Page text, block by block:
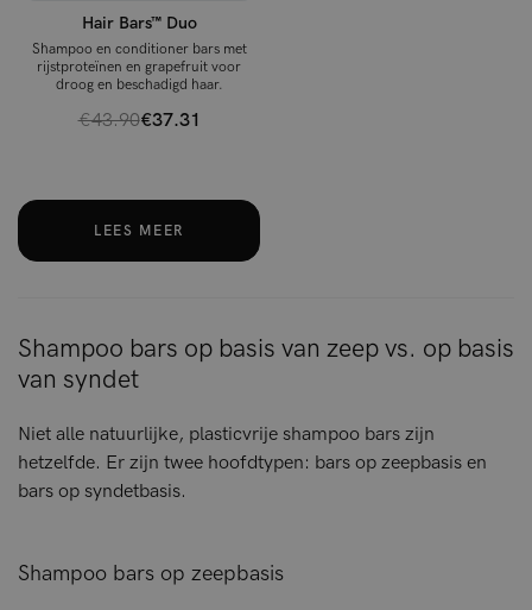
Hair Bars™ Duo
Shampoo en conditioner bars met
rijstproteïnen en grapefruit voor
droog en beschadigd haar.
€43.90€37.31
LEES MEER
Shampoo bars op basis van zeep vs. op basis
van syndet
Niet alle natuurlijke, plasticvrije shampoo bars zijn
hetzelfde. Er zijn twee hoofdtypen: bars op zeepbasis en
bars op syndetbasis.
Shampoo bars op zeepbasis